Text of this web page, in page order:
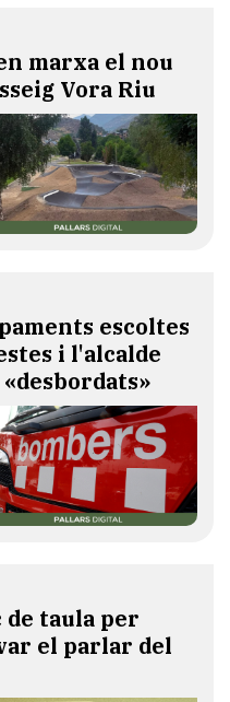
marxa el nou
Vora Riu
escoltes
i l'alcalde
de taula per
el parlar del